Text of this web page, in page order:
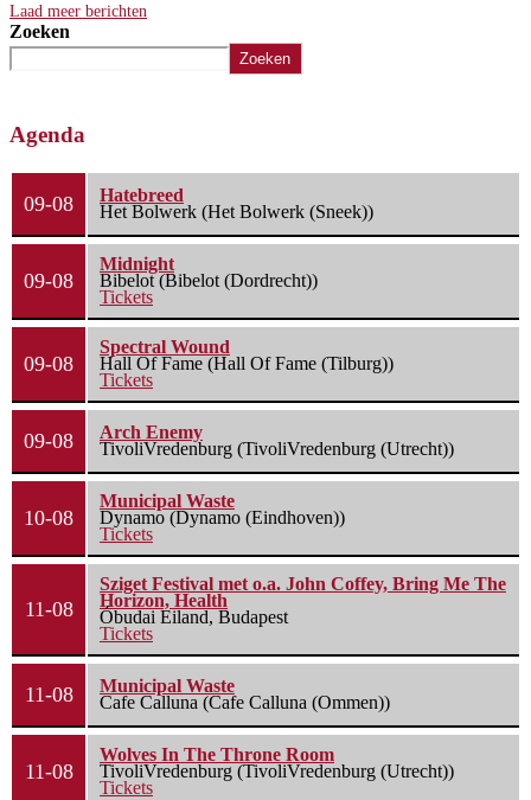
Laad meer berichten
Zoeken
Zoeken
Agenda
09-08
Hatebreed
Het Bolwerk (Het Bolwerk (Sneek))
09-08
Midnight
Bibelot (Bibelot (Dordrecht))
Tickets
09-08
Spectral Wound
Hall Of Fame (Hall Of Fame (Tilburg))
Tickets
09-08
Arch Enemy
TivoliVredenburg (TivoliVredenburg (Utrecht))
10-08
Municipal Waste
Dynamo (Dynamo (Eindhoven))
Tickets
11-08
Sziget Festival met o.a. John Coffey, Bring Me The
Horizon, Health
Óbudai Eiland, Budapest
Tickets
11-08
Municipal Waste
Cafe Calluna (Cafe Calluna (Ommen))
11-08
Wolves In The Throne Room
TivoliVredenburg (TivoliVredenburg (Utrecht))
Tickets